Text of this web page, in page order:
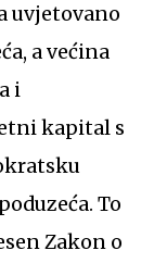
uvjetovano
a većina
i
kapital s
To
Zakon o